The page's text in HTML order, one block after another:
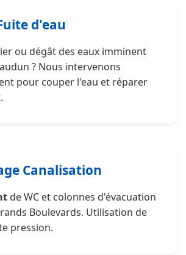
d'eau
ou dégât des eaux imminent
? Nous intervenons
pour couper l'eau et réparer
Canalisation
de WC et colonnes d'évacuation
Boulevards. Utilisation de
pression.